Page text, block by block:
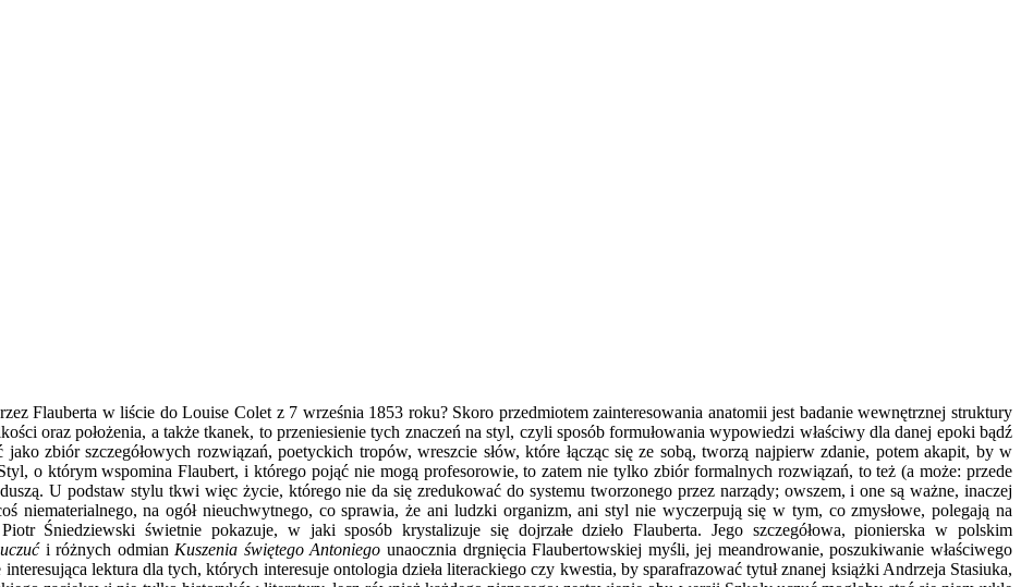
Flauberta w liście do Louise Colet z 7 września 1853 roku? Skoro przedmiotem zainteresowania anatomii jest badanie wewnętrznej struktury
oraz położenia, a także tkanek, to przeniesienie tych znaczeń na styl, czyli sposób formułowania wypowiedzi właściwy dla danej epoki bądź
zbiór szczegółowych rozwiązań, poetyckich tropów, wreszcie słów, które łącząc się ze sobą, tworzą najpierw zdanie, potem akapit, by w
o którym wspomina Flaubert, i którego pojąć nie mogą profesorowie, to zatem nie tylko zbiór formalnych rozwiązań, to też (a może: przede
U podstaw stylu tkwi więc życie, którego nie da się zredukować do systemu tworzonego przez narządy; owszem, i one są ważne, inaczej
niematerialnego, na ogół nieuchwytnego, co sprawia, że ani ludzki organizm, ani styl nie wyczerpują się w tym, co zmysłowe, polegają na
Śniedziewski świetnie pokazuje, w jaki sposób krystalizuje się dojrzałe dzieło Flauberta. Jego szczegółowa, pionierska w polskim
i różnych odmian Kuszenia świętego Antoniego unaocznia drgnięcia Flaubertowskiej myśli, jej meandrowanie, poszukiwanie właściwego
lektura dla tych, których interesuje ontologia dzieła literackiego czy kwestia, by sparafrazować tytuł znanej książki Andrzeja Stasiuka,